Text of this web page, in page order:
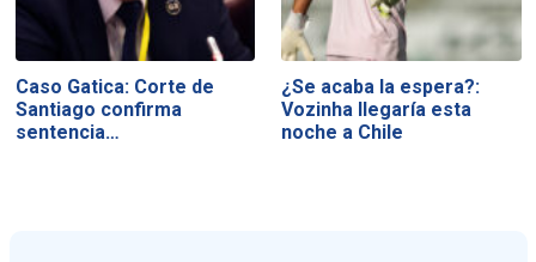
Caso Gatica: Corte de
Santiago confirma
sentencia…
¿Se acaba la espera?:
Vozinha llegaría esta
noche a Chile